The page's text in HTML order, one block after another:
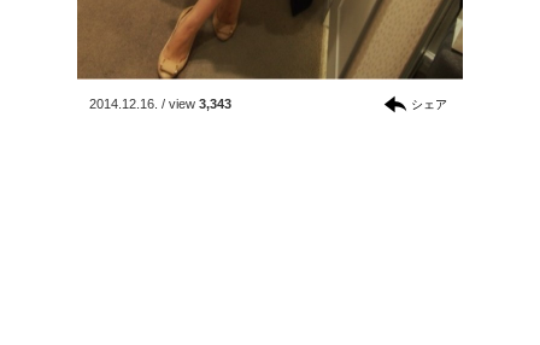
2014.12.16. / view 3,343 シェア